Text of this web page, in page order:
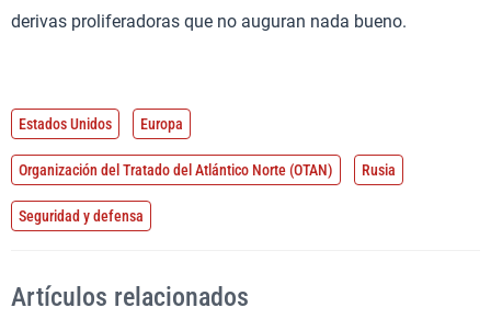
derivas proliferadoras que no auguran nada bueno.
Estados Unidos Europa
Organización del Tratado del Atlántico Norte (OTAN) Rusia
Seguridad y defensa
Artículos relacionados